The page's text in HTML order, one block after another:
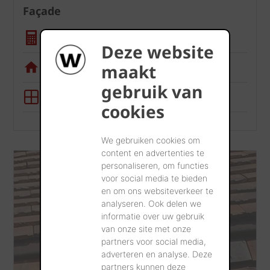
Deze website
maakt
gebruik van
cookies
We gebruiken cookies om
content en advertenties te
personaliseren, om functies
voor social media te bieden
en om ons websiteverkeer te
analyseren. Ook delen we
informatie over uw gebruik
van onze site met onze
partners voor social media,
adverteren en analyse. Deze
partners kunnen deze
Façade
Appli de visualisation